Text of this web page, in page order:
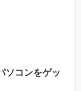
ソコンをゲッ